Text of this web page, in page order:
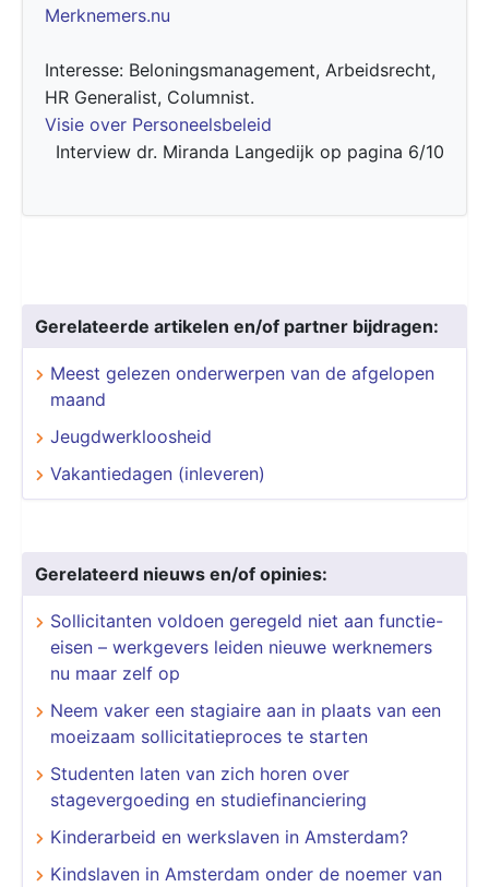
Merknemers.nu
Interesse: Beloningsmanagement, Arbeidsrecht,
HR Generalist, Columnist.
Visie over Personeelsbeleid
Interview dr. Miranda Langedijk op pagina 6/10
Gerelateerde artikelen en/of partner bijdragen:
Meest gelezen onderwerpen van de afgelopen
maand
Jeugdwerkloosheid
Vakantiedagen (inleveren)
Gerelateerd nieuws en/of opinies:
Sollicitanten voldoen geregeld niet aan functie-
eisen – werkgevers leiden nieuwe werknemers
nu maar zelf op
Neem vaker een stagiaire aan in plaats van een
moeizaam sollicitatieproces te starten
Studenten laten van zich horen over
stagevergoeding en studiefinanciering
Kinderarbeid en werkslaven in Amsterdam?
Kindslaven in Amsterdam onder de noemer van